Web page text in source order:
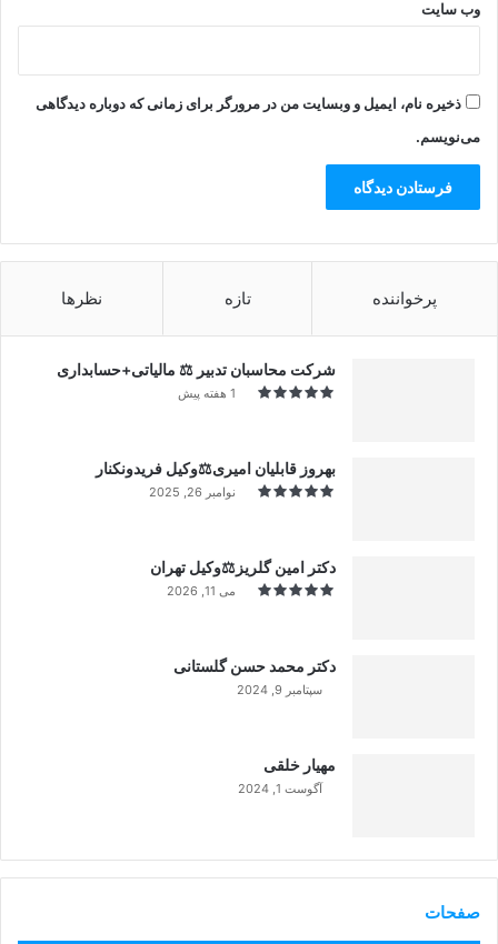
وب‌ سایت
ذخیره نام، ایمیل و وبسایت من در مرورگر برای زمانی که دوباره دیدگاهی
می‌نویسم.
پرخواننده تازه نظرها
شرکت محاسبان تدبیر ⚖️ مالیاتی+حسابداری
1 هفته پیش
بهروز قابلیان امیری⚖️وکیل فریدونکنار
نوامبر 26, 2025
دکتر امین گلریز⚖️وکیل تهران
می 11, 2026
دکتر محمد حسن گلستانی
سپتامبر 9, 2024
مهیار خلقی
آگوست 1, 2024
صفحات